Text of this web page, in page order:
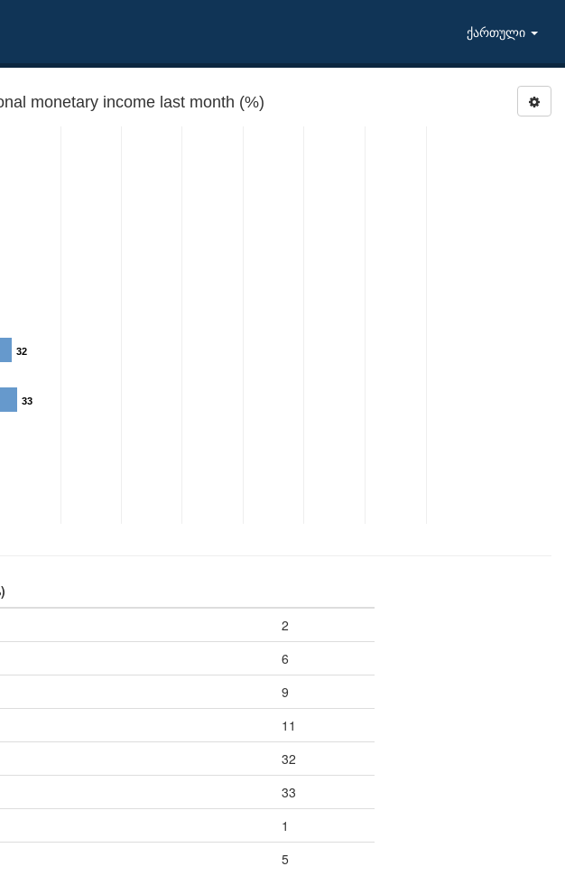
ქართული
monetary income last month (%)
32
33
2
6
9
11
32
33
1
5